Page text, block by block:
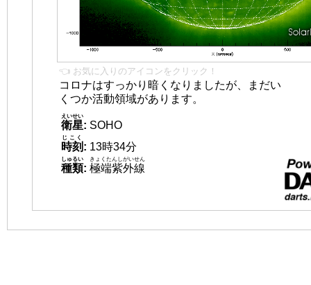
👈 お気に入りのアイコンをクリック！
コロナはすっかり暗くなりましたが、まだい
くつか活動領域があります。
衛星
えいせい
: SOHO
時刻
じこく
: 13時34分
種類
しゅるい
: 極端紫外線
きょくたんしがいせん